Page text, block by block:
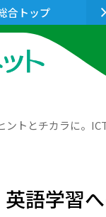
合トップ
ントとチカラに。
語学習